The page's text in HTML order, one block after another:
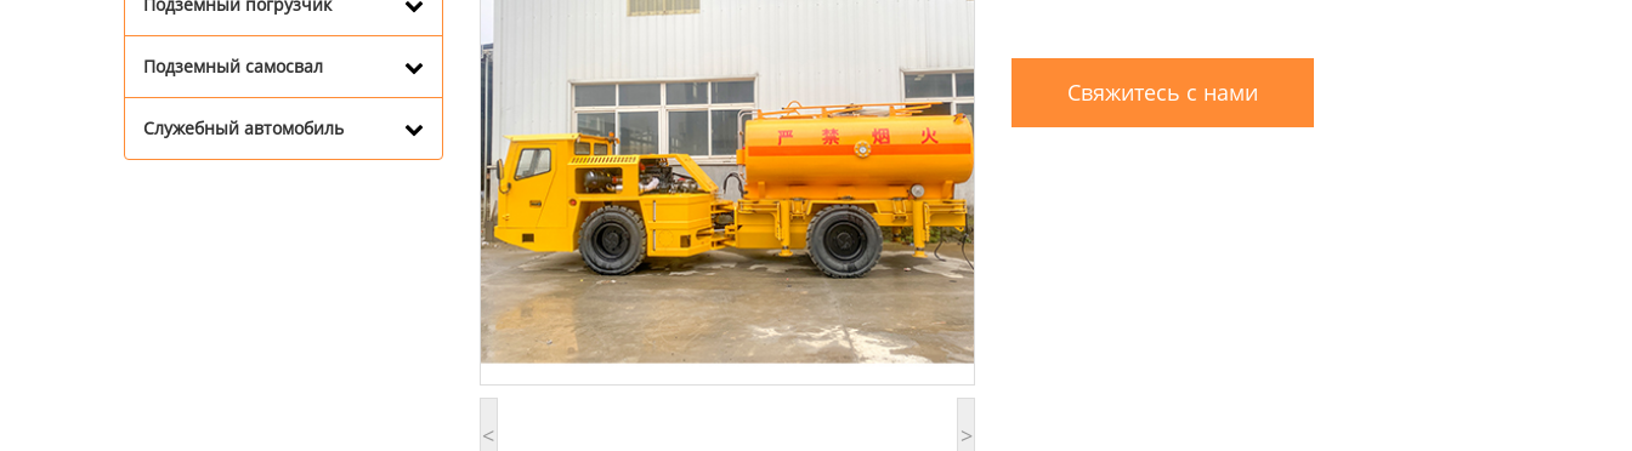
Подземный самосвал
Служебный автомобиль
< >
Свяжитесь с нами